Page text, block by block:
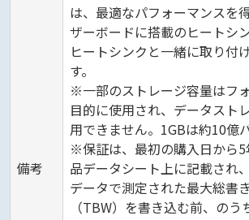
備考
は、最適なパフォーマンスを
ザーボードに搭載のヒートシ
ヒートシンクと一緒に取り付
す。
※一部のストレージ容量はフ
目的に使用され、データスト
用できません。1GBは約10億
※保証は、最初の購入日から
品データシート上に記載され
データで測定された最大総書
（TBW）を書き込む前、の